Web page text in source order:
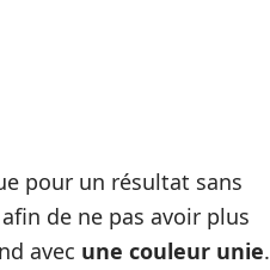
pour un résultat sans
de ne pas avoir plus
avec une couleur unie.